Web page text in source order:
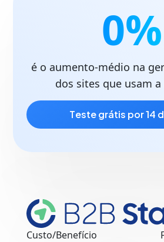
0%
é o aumento-médio na
dos sites que usam a
teste grátis por 14
Custo/Benefício